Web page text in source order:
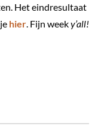
Het eindresultaat
hier. Fijn weeky’all!